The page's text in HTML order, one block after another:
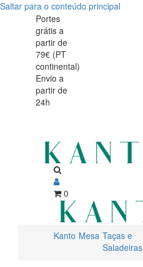
Saltar para o conteúdo principal
Taça
Rústico
12cm
Taça
Rústico
12cm
Portes
grátis a
partir de
79€ (PT
continental)
Envio a
partir de
24h
0
Kanto Mesa Taças e
Saladeiras